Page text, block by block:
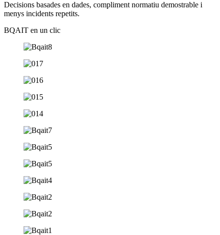
Decisions basades en dades, compliment normatiu demostrable i
menys incidents repetits.
BQAIT en un clic